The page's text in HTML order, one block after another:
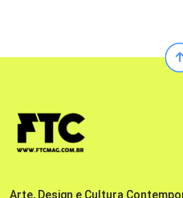
Arte, Design e Cultura